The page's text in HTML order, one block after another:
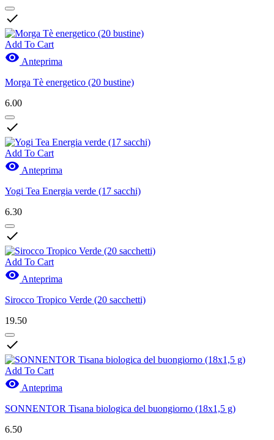

Add To Cart
 Anteprima
Morga Tè energetico (20 bustine)
6.00

Add To Cart
 Anteprima
Yogi Tea Energia verde (17 sacchi)
6.30

Add To Cart
 Anteprima
Sirocco Tropico Verde (20 sacchetti)
19.50

Add To Cart
 Anteprima
SONNENTOR Tisana biologica del buongiorno (18x1,5 g)
6.50